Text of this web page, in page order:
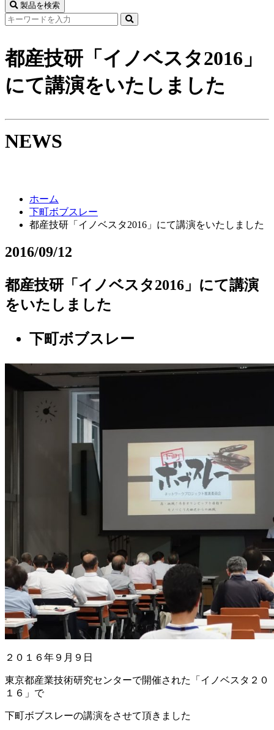
製品を検索
サ
内
検
索
都産技研「イノベスタ2016」
にて講演をいたしました
NEWS
ホーム
下町ボブスレー
都産技研「イノベスタ2016」にて講演をいたしました
2016/09/12
都産技研「イノベスタ2016」にて講演
をいたしました
下町ボブスレー
２０１６年９月９日
東京都産業技術研究センターで開催された「イノベスタ２０
１６」で
下町ボブスレーの講演をさせて頂きました